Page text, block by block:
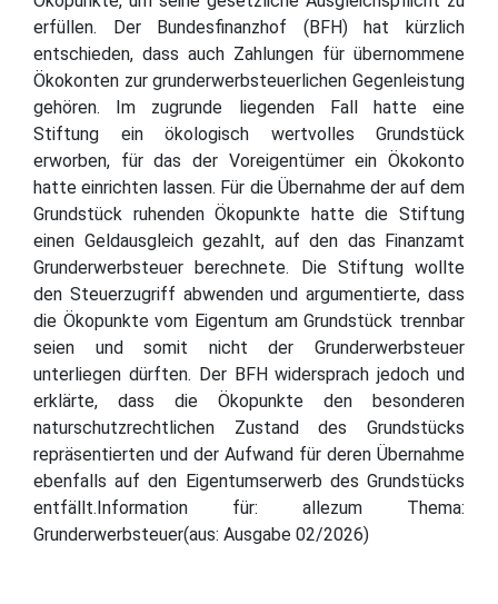
erfüllen. Der Bundesfinanzhof (BFH) hat kürzlich
entschieden, dass auch Zahlungen für übernommene
Ökokonten zur grunderwerbsteuerlichen Gegenleistung
gehören. Im zugrunde liegenden Fall hatte eine
Stiftung ein ökologisch wertvolles Grundstück
erworben, für das der Voreigentümer ein Ökokonto
hatte einrichten lassen. Für die Übernahme der auf dem
Grundstück ruhenden Ökopunkte hatte die Stiftung
einen Geldausgleich gezahlt, auf den das Finanzamt
Grunderwerbsteuer berechnete. Die Stiftung wollte
den Steuerzugriff abwenden und argumentierte, dass
die Ökopunkte vom Eigentum am Grundstück trennbar
seien und somit nicht der Grunderwerbsteuer
unterliegen dürften. Der BFH widersprach jedoch und
erklärte, dass die Ökopunkte den besonderen
naturschutzrechtlichen Zustand des Grundstücks
repräsentierten und der Aufwand für deren Übernahme
ebenfalls auf den Eigentumserwerb des Grundstücks
entfällt.Information für: allezum Thema:
Grunderwerbsteuer(aus: Ausgabe 02/2026)